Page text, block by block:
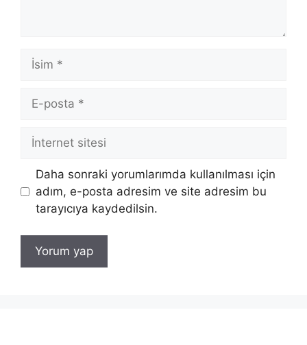
İsim
posta
İnternet
Daha sonraki yorumlarımda kullanılması için
adım, e-posta adresim ve site adresim bu
tarayıcıya kaydedilsin.